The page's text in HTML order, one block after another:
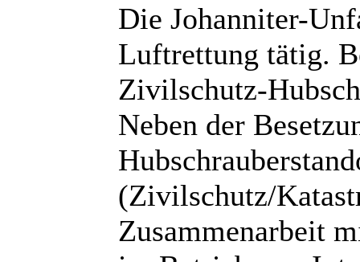
Die Johanniter-
Luftrettung tätig.
Zivilschutz-
Neben der
(Zivilschutz/
Zusammenarbeit